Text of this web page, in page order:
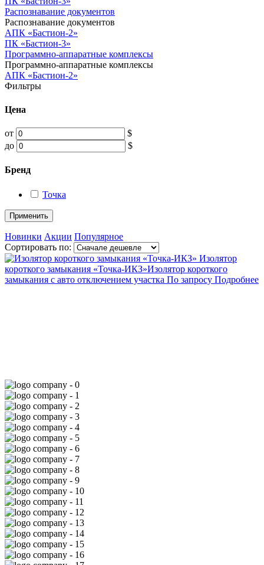
Распознавание документов
Распознавание документов
АПК «Бастион-2»
ПК «Бастион-3»
Программно-аппаратные комплексы
Программно-аппаратные комплексы
АПК «Бастион-2»
Фильтры
Цена
от
$
до
$
Бренд
Точка
Применить
Новинки Акции Популярное
Сортировать по:
Изолятор
короткого замыкания «Точка-ИКЗ»Изолятор короткого
замыкания с авто отключением участка По запросу Подробнее